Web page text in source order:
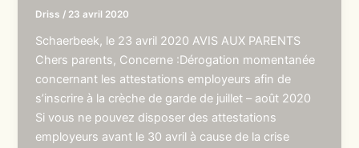
Driss / 23 avril 2020
Schaerbeek, le 23 avril 2020 AVIS AUX PARENTS
Chers parents, Concerne :Dérogation momentanée
concernant les attestations employeurs afin de
s’inscrire à la crèche de garde de juillet – août 2020
Si vous ne pouvez disposer des attestations
employeurs avant le 30 avril à cause de la crise